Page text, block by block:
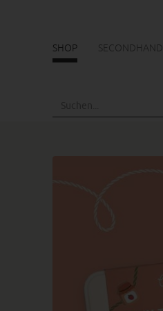
SHOP SECONDHAND